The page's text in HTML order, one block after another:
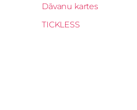
Dāvanu kartes
TICKLESS